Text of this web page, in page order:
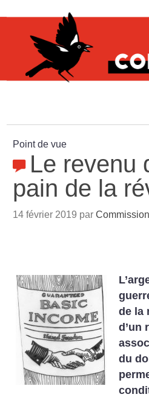
Point de vue
Le revenu
pain de la
14 février 2019 par
de la
d’un
du